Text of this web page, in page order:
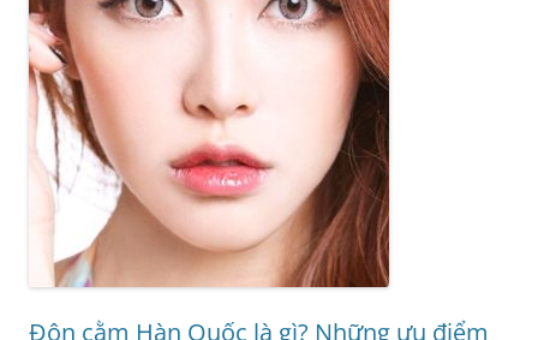
Độn cằm Hàn Quốc là gì? Những ưu điểm